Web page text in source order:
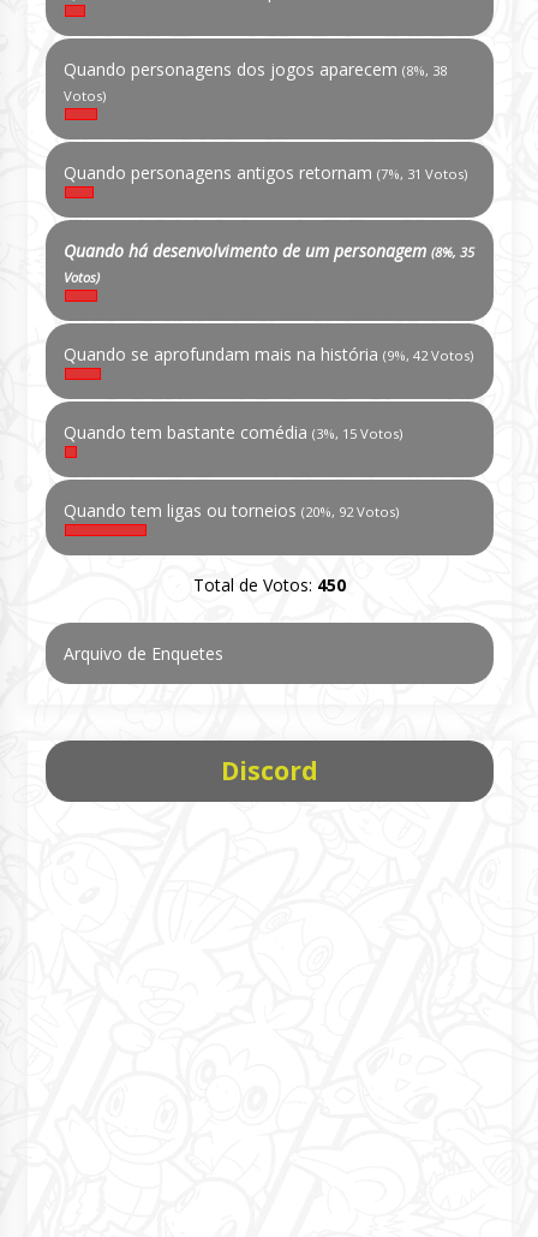
Quando personagens dos jogos aparecem (8%, 38
Votos)
Quando personagens antigos retornam (7%, 31 Votos)
Quando há desenvolvimento de um personagem (8%, 35
Votos)
Quando se aprofundam mais na história (9%, 42 Votos)
Quando tem bastante comédia (3%, 15 Votos)
Quando tem ligas ou torneios (20%, 92 Votos)
Total de Votos: 450
Arquivo de Enquetes
Discord